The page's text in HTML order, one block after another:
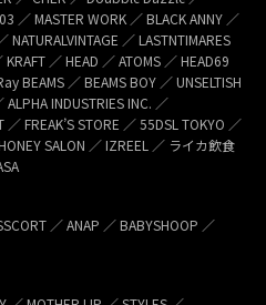
／ MASTER WORK ／ BLACK ANNY ／
NATURALVINTAGE ／ LASTNTIMARES
／ HEAD ／ ATOMS ／ HEAD69
BEAMS ／ BEAMS BOY ／ UNSELTISH
INDUSTRIES INC. ／
／ FREAK’S STORE ／ 55DSL TOKYO ／
SALON ／ IZREEL ／ ライカ飲食
／ ANAP ／ BABYSHOOP ／